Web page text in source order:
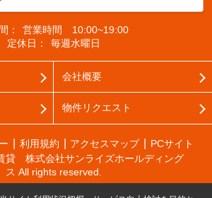
：
営業時間 10:00~19:00
定休日：
毎週水曜日
会社概要
物件リクエスト
利用規約 アクセスマップ
PCサイト
貸 株式会社サンライズホールディング
ス All rights reserved.